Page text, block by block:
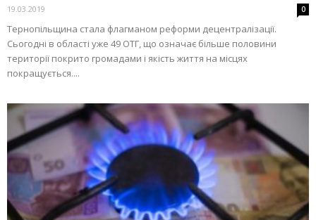
19.03.2019 0
Тернопільщина стала флагманом реформи децентралізації.
Сьогодні в області уже 49 ОТГ, що означає більше половини
території покрито громадами і якість життя на місцях
покращується....